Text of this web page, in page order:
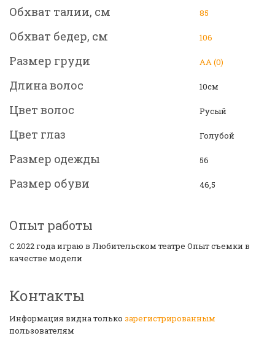
Обхват талии, см 85
Обхват бедер, см 106
Размер груди АА (0)
Длина волос 10см
Цвет волос Русый
Цвет глаз Голубой
Размер одежды 56
Размер обуви 46,5
Опыт работы
С 2022 года играю в Любительском театре Опыт съемки в
качестве модели
Контакты
Информация видна только зарегистрированным
пользователям